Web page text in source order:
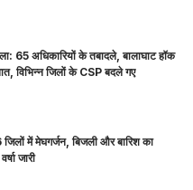
65 अधिकारियों के तबादले, बालाघाट हॉक
विभिन्न जिलों के CSP बदले गए
में मेघगर्जन, बिजली और बारिश का
जारी